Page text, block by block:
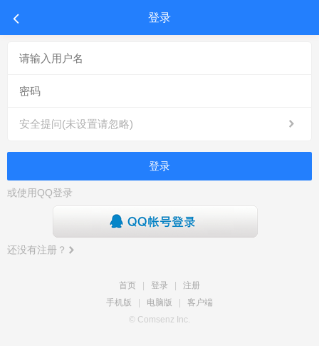
登录
安全提问(未设置请忽略)
登录
或使用QQ登录
还没有注册？
首页 登录
注册
手机版
电脑版
客户端
© Comsenz Inc.